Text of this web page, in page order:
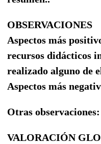
OBSERVACIONES
Aspectos más
recursos didácticos
realizado alguno de
Aspectos más
Otras
VALORACIÓN